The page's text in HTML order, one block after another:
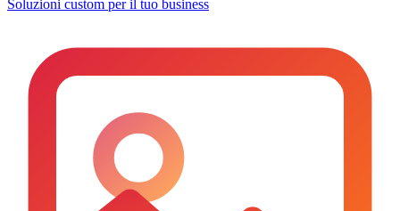
Soluzioni custom per il tuo business